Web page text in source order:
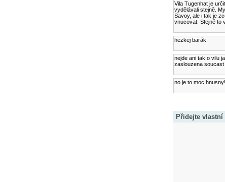
Vila Tugenhat je
vydělávali stejně.
Savoy, ale i tak je
vnucovat. Stejně to
hezkej barák
nejde ani tak o vilu
zaslouzena
no je to moc
Přidejte